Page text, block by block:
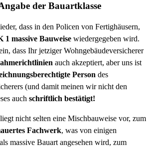
der Bauartklasse
dass in den Policen von Fertighäusern,
1 massive Bauweise wiedergegeben wird.
dass Ihr jetziger Wohngebäudeversicherer
auch akzeptiert, aber uns ist
Person des
(und damit meinen wir nicht den
auch schriftlich bestätigt!
nicht selten eine Mischbauweise vor, zum
Fachwerk, was von einigen
massive Bauart angesehen wird, zum